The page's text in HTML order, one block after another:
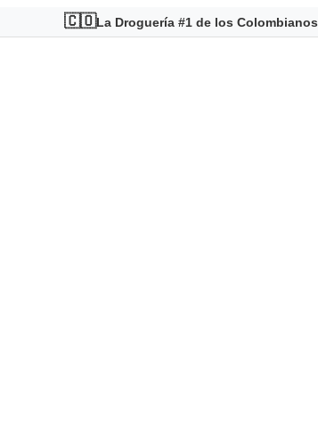
🇨🇴La Droguería #1 de los Colombianos